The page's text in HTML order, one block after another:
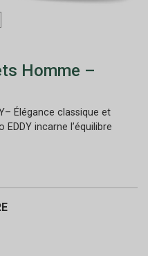
Homme –
Élégance classique et
incarne l’équilibre